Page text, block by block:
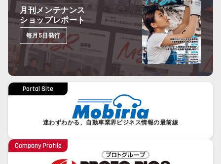
月刊メンテナンス
ショップレポート
毎月5日発行
Portal Site
迷わずわかる、自動車業界ビジネス情報の最前線
Company Profile